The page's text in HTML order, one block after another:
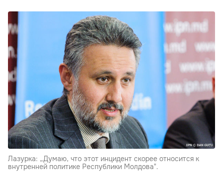
Лазурка: „Думаю, что этот инцидент скорее относится к
внутренней политике Республики Молдова".